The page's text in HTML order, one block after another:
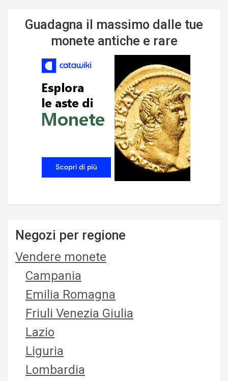
Guadagna il massimo dalle tue
monete antiche e rare
Negozi per regione
Vendere monete
Campania
Emilia Romagna
Friuli Venezia Giulia
Lazio
Liguria
Lombardia